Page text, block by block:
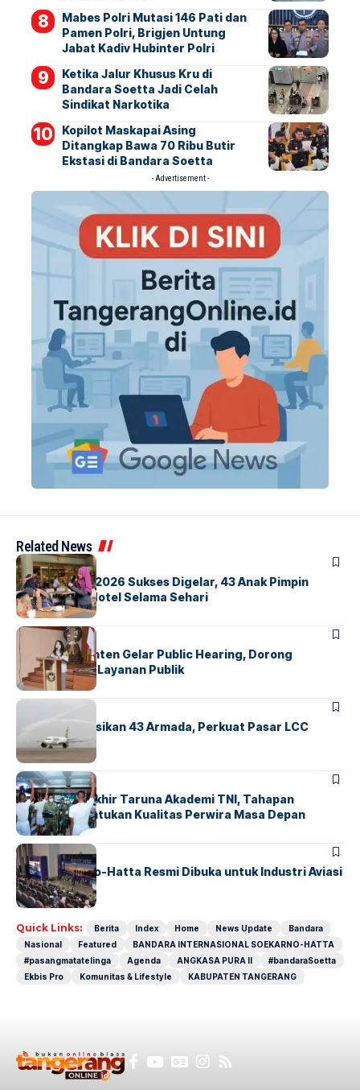
Mabes Polri Mutasi 146 Pati dan
Pamen Polri, Brigjen Untung
Jabat Kadiv Hubinter Polri
Ketika Jalur Khusus Kru di
Bandara Soetta Jadi Celah
Sindikat Narkotika
Kopilot Maskapai Asing
Ditangkap Bawa 70 Ribu Butir
Ekstasi di Bandara Soetta
- Advertisement -
Related News
BERITAINDEX
GM For A Day 2026 Sukses Digelar, 43 Anak Pimpin
Operasional Hotel Selama Sehari
BANDARA BERITA
Karantina Banten Gelar Public Hearing, Dorong
Transparansi Layanan Publik
BANDARA
Citilink Operasikan 43 Armada, Perkuat Pasar LCC
Nasional
BERITA
Sidang Pantukhir Taruna Akademi TNI, Tahapan
Strategis Tentukan Kualitas Perwira Masa Depan
BANDARA BERITA
IALC Soekarno-Hatta Resmi Dibuka untuk Industri Aviasi
Dunia
Quick Links: Berita Index Home News Update
Bandara
Nasional
Featured
BANDARA INTERNASIONAL SOEKARNO-HATTA
#pasangmatatelinga
Agenda ANGKASA PURA II
#bandaraSoetta
Ekbis Pro
Komunitas & Lifestyle KABUPATEN TANGERANG